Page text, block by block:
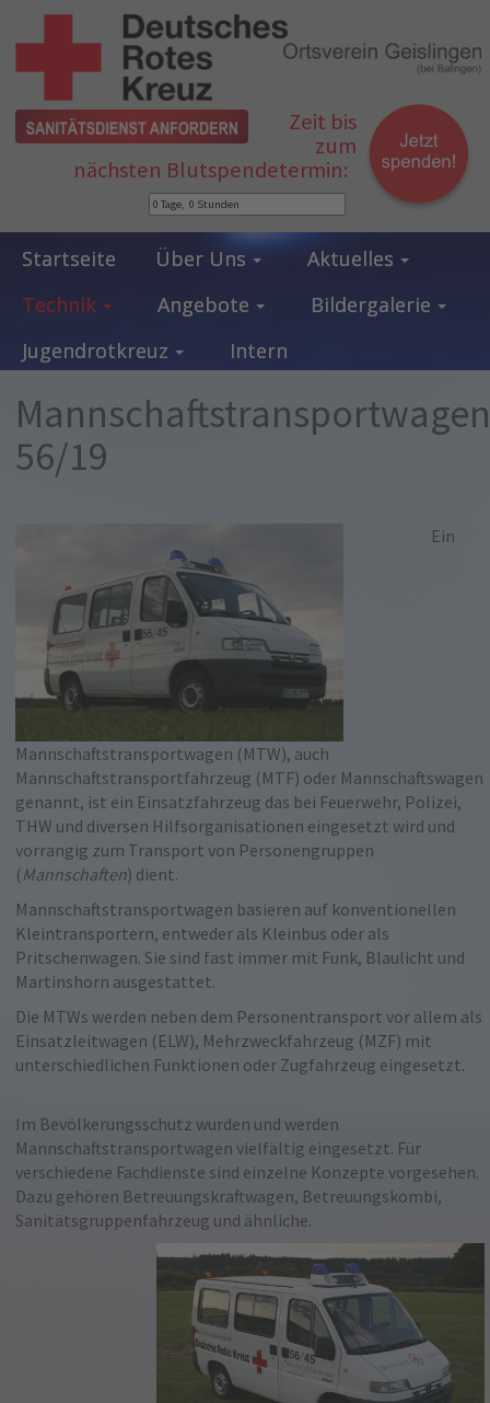
Zeit bis
zum
nächsten Blutspendetermin:
Startseite Über Uns
Aktuelles
Technik
Angebote
Bildergalerie
Jugendrotkreuz
Intern
56/19
Ein
Mannschaftstransportwagen (MTW), auch
Mannschaftstransportfahrzeug (MTF) oder Mannschaftswagen
genannt, ist ein Einsatzfahrzeug das bei Feuerwehr, Polizei,
THW und diversen Hilfsorganisationen eingesetzt wird und
vorrangig zum Transport von Personengruppen
(Mannschaften) dient.
Mannschaftstransportwagen basieren auf konventionellen
Kleintransportern, entweder als Kleinbus oder als
Pritschenwagen. Sie sind fast immer mit Funk, Blaulicht und
Martinshorn ausgestattet.
Die MTWs werden neben dem Personentransport vor allem als
Einsatzleitwagen (ELW), Mehrzweckfahrzeug (MZF) mit
unterschiedlichen Funktionen oder Zugfahrzeug eingesetzt.
Im Bevölkerungsschutz wurden und werden
Mannschaftstransportwagen vielfältig eingesetzt. Für
verschiedene Fachdienste sind einzelne Konzepte vorgesehen.
Dazu gehören Betreuungskraftwagen, Betreuungskombi,
Sanitätsgruppenfahrzeug und ähnliche.